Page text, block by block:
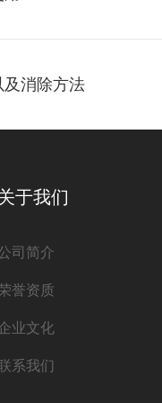
消除方法
于我们
司简介
誉资质
业文化
系我们